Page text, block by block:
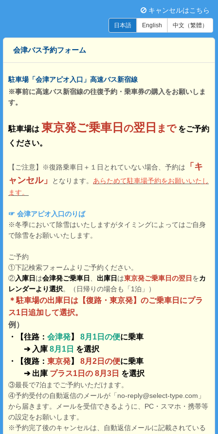
キャンセルはこちら
日本語 English 中文（繁體）
会津バス予約フォーム
駐車場「会津アピオ入口」高速バス新宿線
※事前に高速バス新宿線の往復予約・乗車券の購入をお願いしま
す。
駐車場は 東京発ご乗車日 の翌日 までをご予約
ください。
【ご注意】※復路乗車日＋１日とれていない場合、予約は
「キ
ャンセル」
となります。 あらためて駐車場予約をお願いいたし
ます。
☞ 会津アピオ入口のりば
※冬季において除雪はいたしますがタイミングによってはご自身
で除雪をお願いいたします。
ご予約
①下記検索フォームよりご予約ください。
②入庫日 は会津発ご乗車日 出庫日 は東京発ご乗車日の翌日 をカ
レンダーより選択。（日帰りの場合も「1泊」）
＊駐車場の出庫日は【復路・東京発】のご乗車日にプラ
ス1日追加して選択。
例）
・【往路： 会津発】 8月1日の便に乗車
➔ 入庫 8月1日 を選択
・【復路： 東京発】 8月2日の便に乗車
➔ 出庫 プラス1日の 8月3日 を選択
③最長で7泊までご予約いただけます。
④予約受付の自動返信のメールが「no-reply@select-type.com」
から届きます。メールを受信できるように、PC・スマホ・携帯等
の設定をお願いします。
※予約完了後のキャンセルは、自動返信メールに記載されている